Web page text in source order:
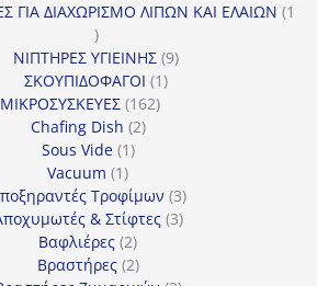
προϊόντα
ΓΙΑ ΔΙΑΧΩΡΙΣΜΟ ΛΙΠΩΝ ΚΑΙ ΕΛΑΙΩΝ 1
1
προϊόν
ΝΙΠΤΗΡΕΣ ΥΓΙΕΙΝΗΣ 99
ΣΚΟΥΠΙΔΟΦΑΓΟΙ 11
ΜΙΚΡΟΣΥΣΚΕΥΕΣ 162162
Chafing Dish 22
Sous Vide 11
Vacuum 11
προϊόν
Τροφίμων 33
προϊόντα
& Στίφτες 33
Βαφλιέρες 22
προϊόντα
Βραστήρες 22